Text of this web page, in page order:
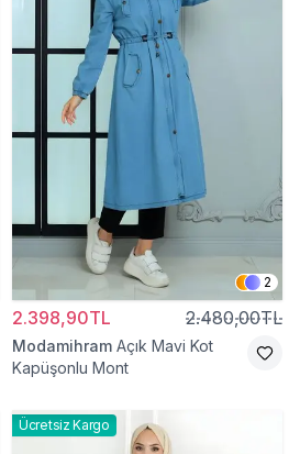
2
2.398,90TL 2.480,00TL
Modamihram Açık Mavi Kot
Kapüşonlu Mont
Ücretsiz Kargo